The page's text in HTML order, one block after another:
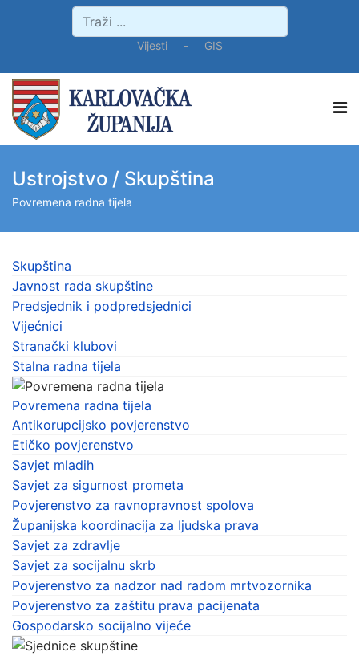
Vijesti- GIS
Ustrojstvo / Skupština
Povremena radna tijela
Skupština
Javnost rada skupštine
Predsjednik i podpredsjednici
Vijećnici
Stranački klubovi
Stalna radna tijela
Povremena radna tijela
Antikorupcijsko povjerenstvo
Etičko povjerenstvo
Savjet mladih
Savjet za sigurnost prometa
Povjerenstvo za ravnopravnost spolova
Županijska koordinacija za ljudska prava
Savjet za zdravlje
Savjet za socijalnu skrb
Povjerenstvo za nadzor nad radom mrtvozornika
Povjerenstvo za zaštitu prava pacijenata
Gospodarsko socijalno vijeće